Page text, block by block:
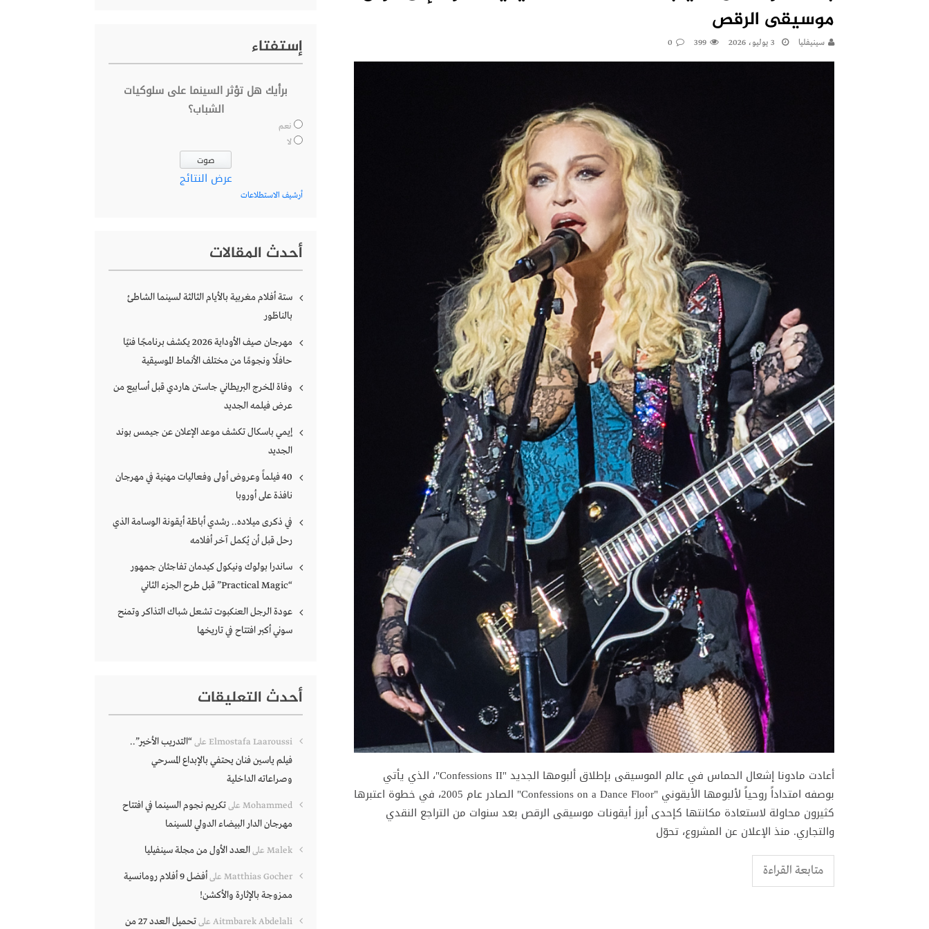
موسيقى الرقص
سينيفليا 3 يوليو، 2026 399
0
أعادت مادونا إشعال الحماس في عالم الموسيقى بإطلاق ألبومها الجديد "Confessions II"، الذي يأتي
بوصفه امتداداً روحياً لألبومها الأيقوني "Confessions on a Dance Floor" الصادر عام 2005، في خطوة اعتبرها
كثيرون محاولة لاستعادة مكانتها كإحدى أبرز أيقونات موسيقى الرقص بعد سنوات من التراجع النقدي
والتجاري. منذ الإعلان عن المشروع، تحوّل
متابعة القراءة
إستفتاء
برأيك هل تؤثر السينما على سلوكيات
الشباب؟
نعم
لا
عرض النتائج
أرشيف الاستطلاعات
أحدث المقالات
ستة أفلام مغربية بالأيام الثالثة لسينما الشاطئ
بالناظور
مهرجان صيف الأوداية 2026 يكشف برنامجًا فنيًا
حافلًا ونجومًا من مختلف الأنماط الموسيقية
وفاة المخرج البريطاني جاستن هاردي قبل أسابيع من
عرض فيلمه الجديد
إيمي باسكال تكشف موعد الإعلان عن جيمس بوند
الجديد
40 فيلماً وعروض أولى وفعاليات مهنية في مهرجان
نافذة على أوروبا
في ذكرى ميلاده.. رشدي أباظة أيقونة الوسامة الذي
رحل قبل أن يُكمل آخر أفلامه
ساندرا بولوك ونيكول كيدمان تفاجئان جمهور
“Practical Magic” قبل طرح الجزء الثاني
عودة الرجل العنكبوت تشعل شباك التذاكر وتمنح
سوني أكبر افتتاح في تاريخها
أحدث التعليقات
Elmostafa Laaroussi على“التدريب الأخير”..
فيلم ياسين فنان يحتفي بالإبداع المسرحي
وصراعاته الداخلية
Mohammed علىتكريم نجوم السينما في افتتاح
مهرجان الدار البيضاء الدولي للسينما
Malek علىالعدد الأول من مجلة سينفيليا
Matthias Gocher على
أفضل 9 أفلام رومانسية
ممزوجة بالإثارة والأكشن!
Aitmbarek Abdelali على
تحميل العدد 27 من